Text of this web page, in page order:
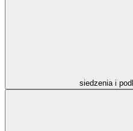
siedzenia i